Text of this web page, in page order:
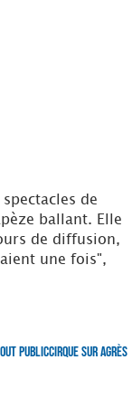
de
ballant. Elle
de diffusion,
une fois",
PublicCirque sur Agrès